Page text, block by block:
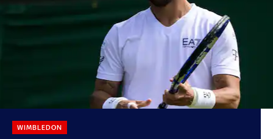
WIMBLEDON